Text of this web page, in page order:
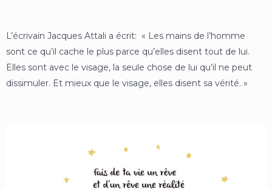
L’écrivain Jacques Attali a écrit: « Les mains de l’homme
sont ce qu’il cache le plus parce qu’elles disent tout de lui.
Elles sont avec le visage, la seule chose de lui qu’il ne peut
dissimuler. Et mieux que le visage, elles disent sa vérité. »